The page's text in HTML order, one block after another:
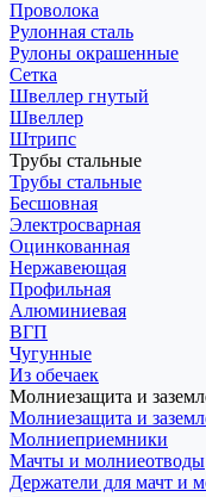
Проволока
Рулонная сталь
Рулоны окрашенные
Сетка
Швеллер гнутый
Швеллер
Штрипс
Трубы стальные
Трубы стальные
Бесшовная
Электросварная
Оцинкованная
Нержавеющая
Профильная
Алюминиевая
ВГП
Чугунные
Из обечаек
Молниезащита и
Молниезащита и
Молниеприемники
Мачты и молниеотводы
Держатели для мачт и